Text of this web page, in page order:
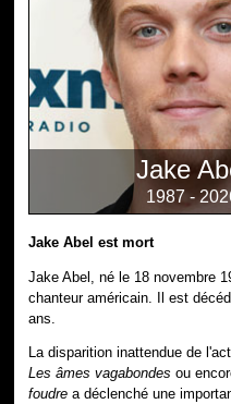
Jake
1987 -
Jake Abel est mort
Jake Abel, né le 18 novembre
chanteur américain. Il est
ans.
La disparition inattendue de
Les âmes vagabondes ou
foudre a déclenché une